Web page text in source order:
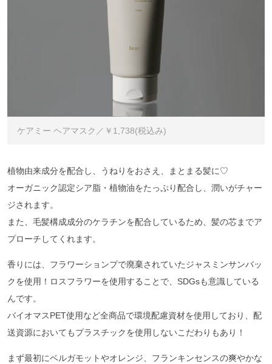
ケアミー ヘアマスク／￥1,738(税込み)
植物由来成分を配合し、うねりをおさえ、まとまる髪に♡
オーガニック認定シア脂・植物油をたっぷり配合し、潤いがチャー
ジされます。
また、毛髪構成成分のケラチンを配合しているため、髪の芯までア
プローチしてくれます。
香りには、フラワーションプで廃棄されていたジャスミンサンバッ
クを使用！ロスフラワーを使用することで、SDGsも意識している
んです。
バイオマスPET使用など全商品で環境配慮資材を使用しており、配
送資源においてもプラスチックを使用しないこだわりもあり！
まず最初にベルガモットやオレンジ、フランキンセンスの爽やかな